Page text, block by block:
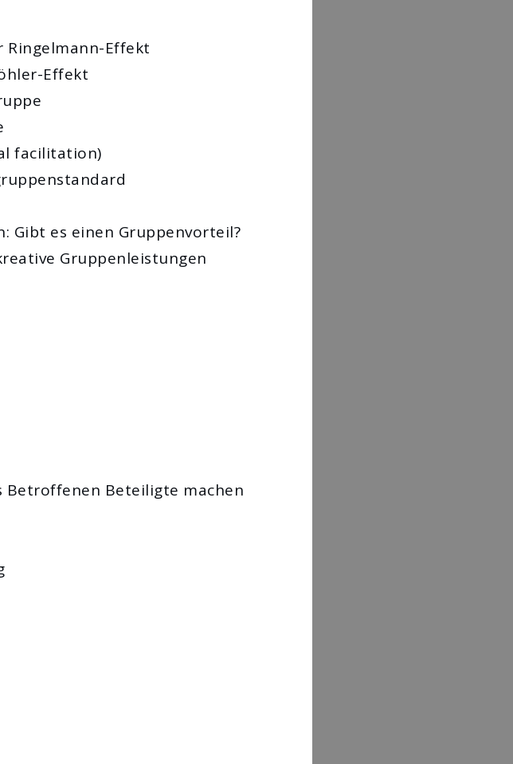
Ringelmann-Effekt
Effekt
facilitation)
Gibt es einen Gruppenvorteil?
Gruppenleistungen
Betroffenen Beteiligte machen